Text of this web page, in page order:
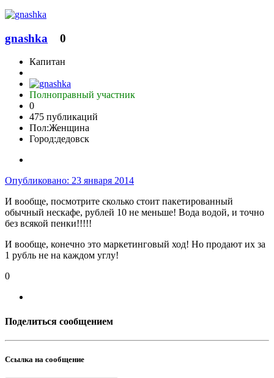
gnashka 0
Капитан
Полноправный участник
0
475 публикаций
Пол:Женщина
Город:дедовск
Опубликовано: 23 января 2014
И вообще, посмотрите сколько стоит пакетированный
обычный нескафе, рублей 10 не меньше! Вода водой, и точно
без всякой пенки!!!!!
И вообще, конечно это маркетинговый ход! Но продают их за
1 рубль не на каждом углу!
0
Поделиться сообщением
Ссылка на сообщение